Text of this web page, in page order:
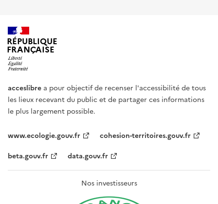
RÉPUBLIQUE
FRANÇAISE
acceslibre a pour objectif de recenser l'accessibilité de tous
les lieux recevant du public et de partager ces informations
le plus largement possible.
www.ecologie.gouv.fr
cohesion-territoires.gouv.fr
beta.gouv.fr
data.gouv.fr
Nos investisseurs